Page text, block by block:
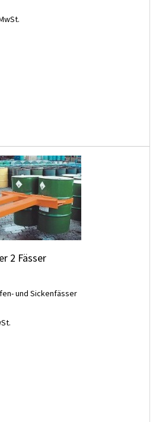
2 Fässer
und Sickenfässer